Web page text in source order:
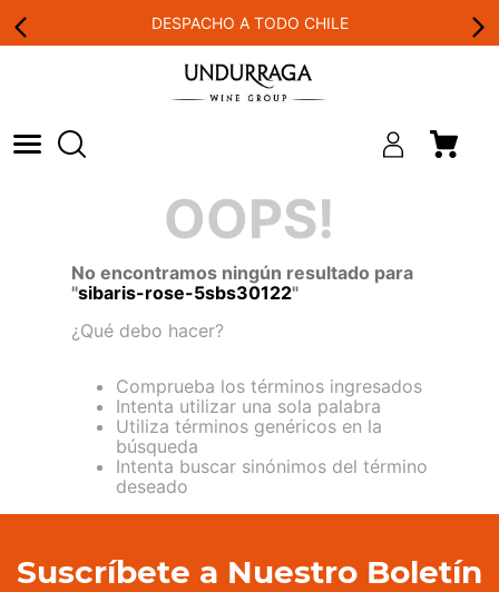
DESPACHO A TODO CHILE
OOPS!
No encontramos ningún resultado para
"sibaris-rose-5sbs30122"
¿Qué debo hacer?
Comprueba los términos ingresados
Intenta utilizar una sola palabra
Utiliza términos genéricos en la
búsqueda
Intenta buscar sinónimos del término
deseado
Suscríbete a Nuestro Boletín